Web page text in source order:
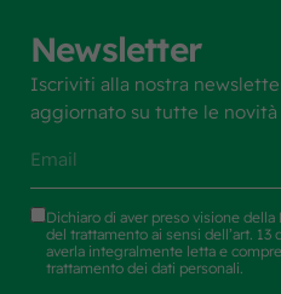
Newsletter
Iscriviti alla nostra
aggiornato su tutte le novità
Dichiaro di aver preso visione della
del trattamento ai sensi dell’art. 13
averla integralmente letta e
trattamento dei dati personali.